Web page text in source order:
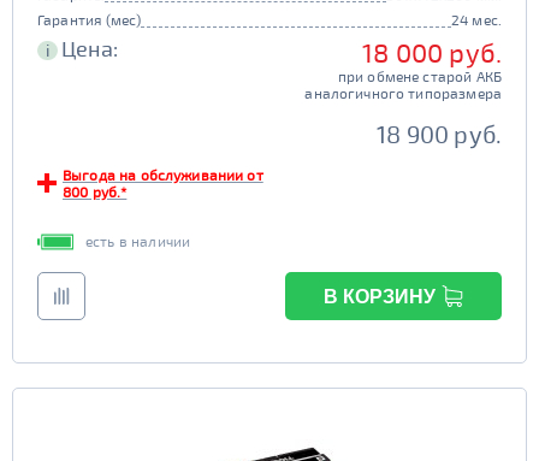
Гарантия (мес)
24 мес.
i Цена: 18 000 руб.
при обмене старой АКБ
аналогичного типоразмера
18 900 руб.
Выгода на обслуживании от
800 руб.*
есть в наличии
В КОРЗИНУ